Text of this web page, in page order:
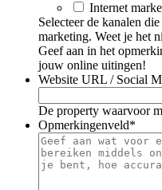
Internet
Selecteer de kanalen
marketing. Weet je het
Geef aan in het
jouw online uitingen!
Website URL / Social
De property waarvoor
Opmerkingenveld*